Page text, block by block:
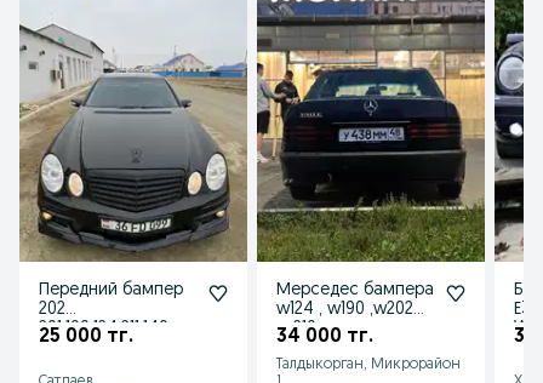
Передний бампер
202
201,190,124,211,140
25 000 тг.
Мерседес бампера
w124 , w190 ,w202
,w210
34 000 тг.
Талдыкорган, Микрорайон
30